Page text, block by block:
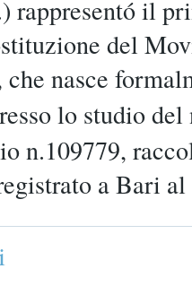
rappresentó il
del
nasce
lo studio
n.109779,
a Bari